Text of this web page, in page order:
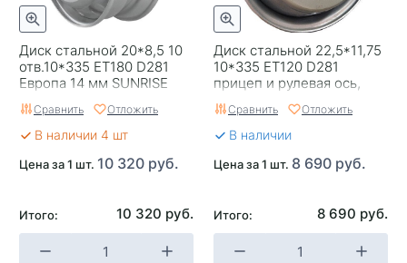
Диск стальной 20*8,5 10
отв.10*335 ET180 D281
Европа 14 мм SUNRISE
Сравнить Отложить
В наличии 4 шт
Цена за 1 шт. 10 320 руб.
Итого: 10 320 руб.
Диск стальной 22,5*11,75
10*335 EТ120 D281
прицеп и рулевая ось,
дисковые тормоза Wheel
Power
Сравнить Отложить
В наличии
Цена за 1 шт. 8 690 руб.
Итого: 8 690 руб.